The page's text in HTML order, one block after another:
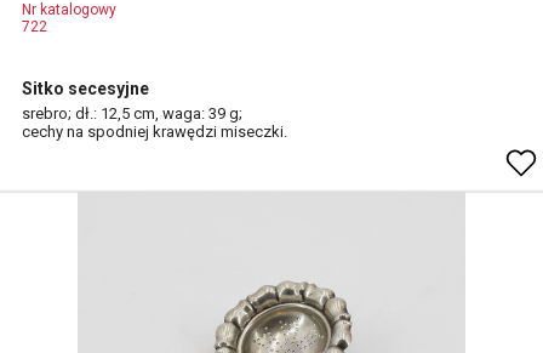
Nr katalogowy
722
Sitko secesyjne
srebro; dł.: 12,5 cm, waga: 39 g;
cechy na spodniej krawędzi miseczki.